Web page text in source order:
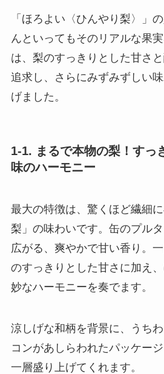
「ほろよい〈ひんやり梨〉」
んといってもそのリアルな果
は、梨のすっきりとした甘さ
追求し、さらにみずみずしい
げました。
1-1. まるで本物の梨！すっ
味のハーモニー
最大の特徴は、驚くほど繊細
梨」の味わいです。缶のプル
広がる、爽やかで甘い香り。
のすっきりとした甘さに加え
妙なハーモニーを奏でます。
涼しげな和柄を背景に、うちわ
コンがあしらわれたパッケー
一層盛り上げてくれます。